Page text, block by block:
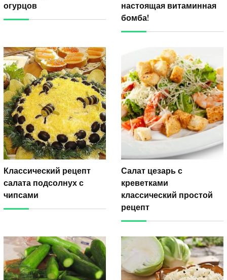
огурцов
настоящая витаминная
бомба!
Классический рецепт
салата подсолнух с
чипсами
Салат цезарь с
креветками
классический простой
рецепт